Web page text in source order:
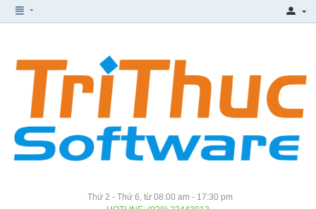
Thứ 2 - Thứ 6, từ 08:00 am - 17:30 pm